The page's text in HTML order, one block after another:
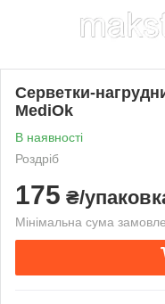
Серветки-
MediOk
В наявності
Роздріб
175 ₴/
Мінімальна сума